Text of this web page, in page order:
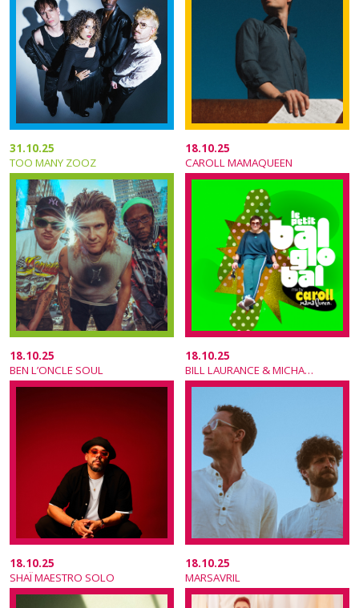
31.10.25
TOO MANY ZOOZ
18.10.25
CAROLL MAMAQUEEN
18.10.25
BEN L’ONCLE SOUL
18.10.25
BILL LAURANCE & MICHAEL LEAGUE
18.10.25
SHAÏ MAESTRO SOLO
18.10.25
MARSAVRIL